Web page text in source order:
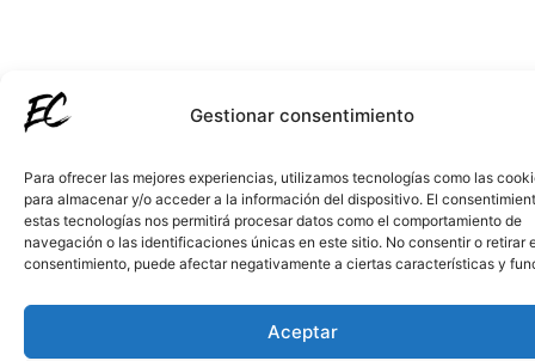
Gestionar consentimiento
Para ofrecer las mejores experiencias, utilizamos tecnologías como las
para almacenar y/o acceder a la información del dispositivo. El
estas tecnologías nos permitirá procesar datos como el comportamiento de
navegación o las identificaciones únicas en este sitio. No consentir o retirar
consentimiento, puede afectar negativamente a ciertas características y
Aceptar